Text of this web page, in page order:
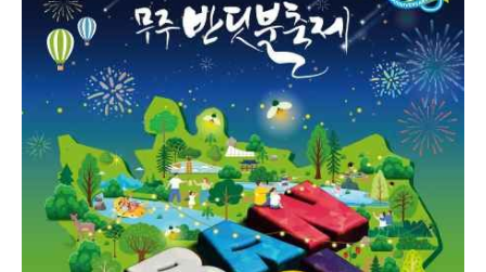
경 체험과 전통문화 행사, 공연, 야간경관 등 다채로운
볼거리와 즐길 거리가 마련된다. 특히 반딧불이 신비탐
사는 반딧불이 서식지를 직접 찾아가 자연 그대로의 빛
을 만나는 무주만의 차별화된 프로그램으로, 방문객들에
게 잊지 못할 추억을 선사한다. 무주반딧불축제는 자연
과 인간이 공존하는 삶의 가치를 공유하며 환경보전의
중요성을 알리는 축제로 자리매김하고 있다.